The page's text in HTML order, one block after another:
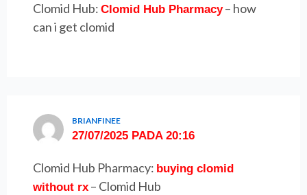
Clomid Hub:Clomid Hub Pharmacy– how
can i get clomid
BRIANFINEE
27/07/2025 PADA 20:16
Clomid Hub Pharmacy: buying clomid
without rx – Clomid Hub